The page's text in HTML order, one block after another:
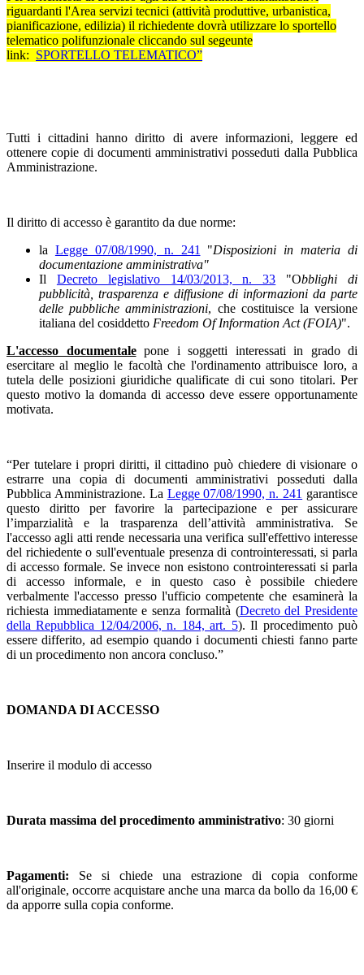
riguardanti l'Area servizi tecnici (attività produttive, urbanistica,
pianificazione, edilizia) il richiedente dovrà utilizzare lo sportello
telematico polifunzionale cliccando sul segeunte
link: SPORTELLO TELEMATICO”
Tutti i cittadini hanno diritto di avere informazioni, leggere ed
ottenere copie di documenti amministrativi posseduti dalla Pubblica
Amministrazione.
Il diritto di accesso è garantito da due norme:
la Legge 07/08/1990, n. 241 "Disposizioni in materia di
documentazione amministrativa"
Il Decreto legislativo 14/03/2013, n. 33 "Obblighi di
pubblicità, trasparenza e diffusione di informazioni da parte
delle pubbliche amministrazioni, che costituisce la versione
italiana del cosiddetto Freedom Of Information Act (FOIA)".
L'accesso documentalepone i soggetti interessati in grado di
esercitare al meglio le facoltà che l'ordinamento attribuisce loro, a
tutela delle posizioni giuridiche qualificate di cui sono titolari. Per
questo motivo la domanda di accesso deve essere opportunamente
motivata.
“Per tutelare i propri diritti, il cittadino può chiedere di visionare o
estrarre una copia di documenti amministrativi posseduti dalla
Pubblica Amministrazione. La Legge 07/08/1990, n. 241 garantisce
questo diritto per favorire la partecipazione e per assicurare
l’imparzialità e la trasparenza dell’attività amministrativa. Se
l'accesso agli atti rende necessaria una verifica sull'effettivo interesse
del richiedente o sull'eventuale presenza di controinteressati, si parla
di accesso formale. Se invece non esistono controinteressati si parla
di accesso informale, e in questo caso è possibile chiedere
verbalmente l'accesso presso l'ufficio competente che esaminerà la
richiesta immediatamente e senza formalità (Decreto del Presidente
della Repubblica 12/04/2006, n. 184, art. 5). Il procedimento può
essere differito, ad esempio quando i documenti chiesti fanno parte
di un procedimento non ancora concluso.”
DOMANDA DI ACCESSO
Inserire il modulo di accesso
Durata massima del procedimento amministrativo: 30 giorni
Pagamenti: Se si chiede una estrazione di copia conforme
all'originale, occorre acquistare anche una marca da bollo da 16,00 €
da apporre sulla copia conforme.